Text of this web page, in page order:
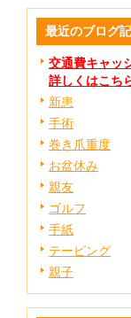
最近のブログ
交通費キャッ
詳しくはこち
新患
手術
巻き爪重度
お盆休み
親友
ゴルフ
手紙
テーピング
親子